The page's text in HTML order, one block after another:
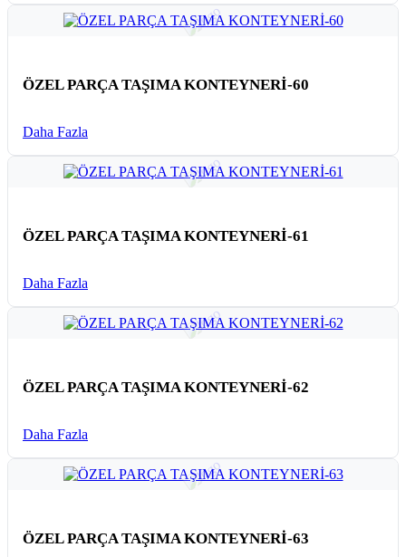
ÖZEL PARÇA TAŞIMA KONTEYNERİ-60
Daha Fazla
ÖZEL PARÇA TAŞIMA KONTEYNERİ-61
Daha Fazla
ÖZEL PARÇA TAŞIMA KONTEYNERİ-62
Daha Fazla
ÖZEL PARÇA TAŞIMA KONTEYNERİ-63